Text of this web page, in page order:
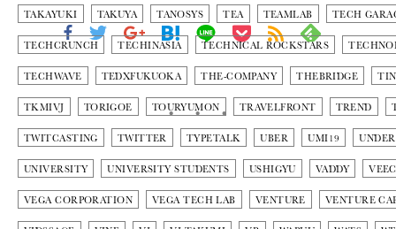
TAKAYUKI TAKUYA TANOSYS TEA TEAMLAB TECH
TECHCRUNCH TECHINASIA TECHNICAL ROCKSTARS
TECHWAVE TEDXFUKUOKA THE-COMPANY THEBRIDGE
TKMIVJ TORIGOE TOURYUMON TRAVELFRONT TREND
TWITCASTING TWITTER TYPETALK UBER UMI19
UNIVERSITY UNIVERSITY STUDENTS USHIGYU VADDY
VEGA CORPORATION VEGA TECH LAB VENTURE VENTURE